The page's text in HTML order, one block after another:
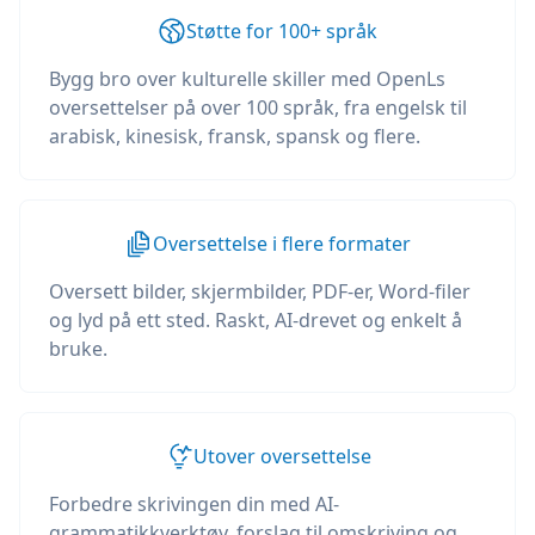
Støtte for 100+ språk
Bygg bro over kulturelle skiller med OpenLs
oversettelser på over 100 språk, fra engelsk til
arabisk, kinesisk, fransk, spansk og flere.
Oversettelse i flere formater
Oversett bilder, skjermbilder, PDF-er, Word-filer
og lyd på ett sted. Raskt, AI-drevet og enkelt å
bruke.
Utover oversettelse
Forbedre skrivingen din med AI-